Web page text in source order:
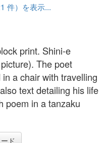
件）を表示...
print. Shini-e
The poet
a chair with travelling
text detailing his life
poem in a tanzaku
ド